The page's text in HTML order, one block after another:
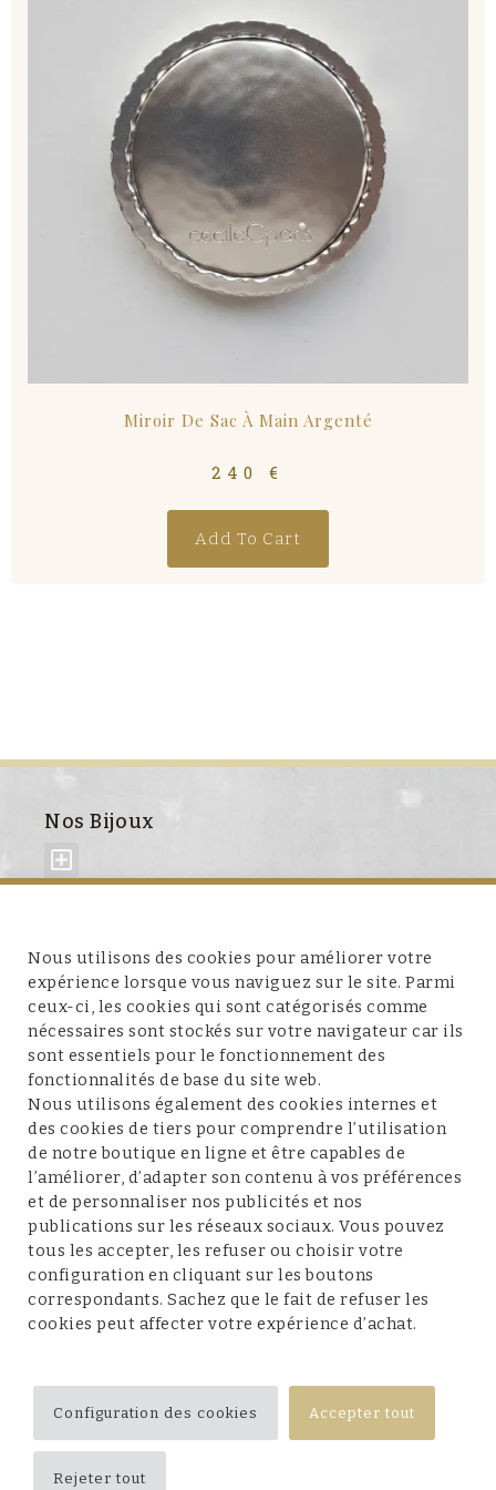
Miroir De Sac À Main Argenté
240€
Add To Cart
Nos Bijoux
À propos de nous
Service client
Conditions et mentions légales
Nous utilisons des cookies pour améliorer votre
expérience lorsque vous naviguez sur le site. Parmi
ceux-ci, les cookies qui sont catégorisés comme
nécessaires sont stockés sur votre navigateur car ils
sont essentiels pour le fonctionnement des
fonctionnalités de base du site web.
Nous utilisons également des cookies internes et
des cookies de tiers pour comprendre l’utilisation
de notre boutique en ligne et être capables de
l’améliorer, d’adapter son contenu à vos préférences
et de personnaliser nos publicités et nos
publications sur les réseaux sociaux. Vous pouvez
tous les accepter, les refuser ou choisir votre
configuration en cliquant sur les boutons
correspondants. Sachez que le fait de refuser les
cookies peut affecter votre expérience d’achat.
Configuration des cookies Accepter tout
Rejeter tout